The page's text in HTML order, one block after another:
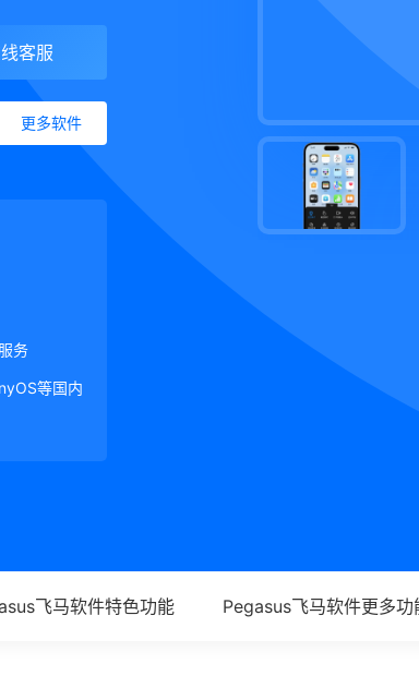
客服
更多软件
务
等国内
飞马软件特色功能 Pegasus飞马软件更多功